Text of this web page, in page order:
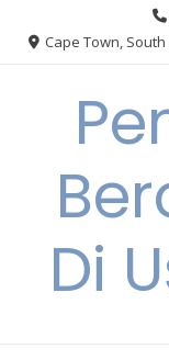
Cape Town,
Di